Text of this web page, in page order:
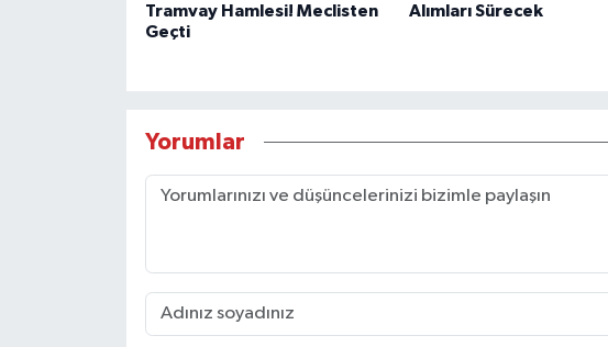
Tramvay Hamlesi! Meclisten
Geçti
Alımları Sürecek
Yorumlar